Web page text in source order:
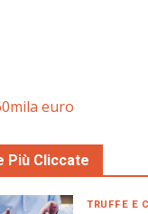
euro
Più Cliccate
TRUFFE E